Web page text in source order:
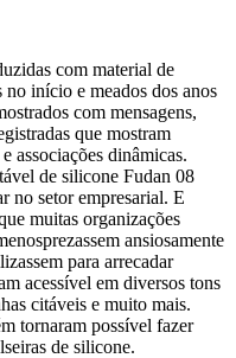
com material de
início e meados dos anos
com mensagens,
que mostram
associações dinâmicas.
de silicone Fudan 08
no setor empresarial. E
muitas organizações
ansiosamente
para arrecadar
acessível em diversos tons
citáveis ​​e muito mais.
tornaram possível fazer
de silicone.